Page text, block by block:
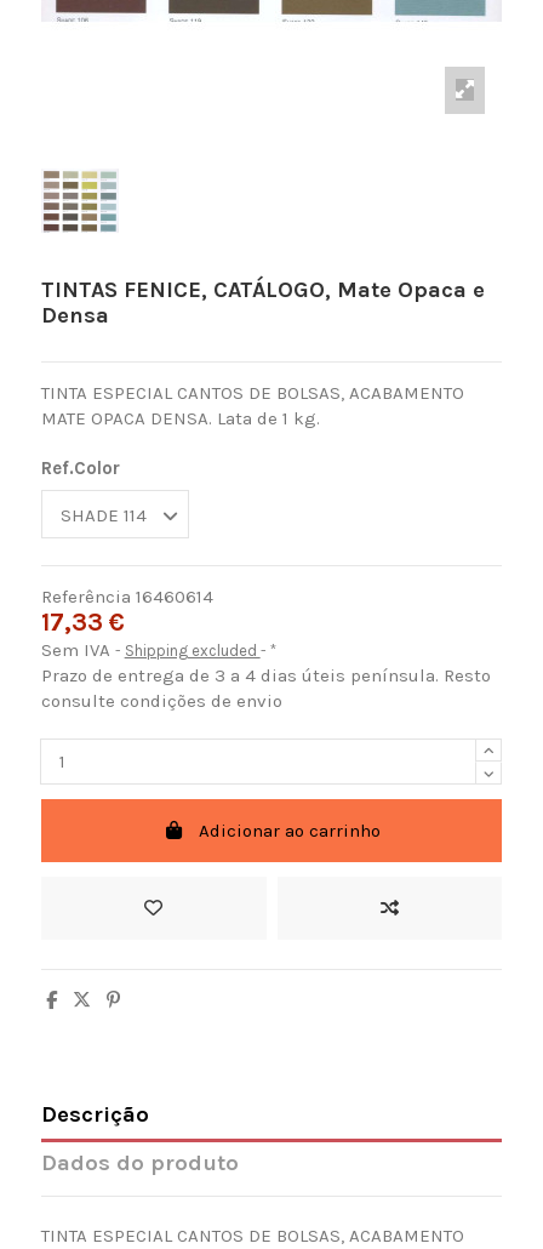
TINTAS FENICE, CATÁLOGO, Mate Opaca e
Densa
TINTA ESPECIAL CANTOS DE BOLSAS, ACABAMENTO
MATE OPACA DENSA. Lata de 1 kg.
Ref.Color
Referência 16460614
17,33 €
Sem IVA Shipping excluded *
Prazo de entrega de 3 a 4 dias úteis península. Resto
consulte condições de envio
Adicionar ao carrinho
Descrição
Dados do produto
TINTA ESPECIAL CANTOS DE BOLSAS, ACABAMENTO